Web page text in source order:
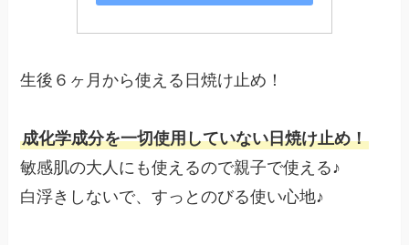
生後６ヶ月から使える日焼け止め！
成化学成分を一切使用していない日焼け止め！
敏感肌の大人にも使えるので親子で使える♪
白浮きしないで、すっとのびる使い心地♪